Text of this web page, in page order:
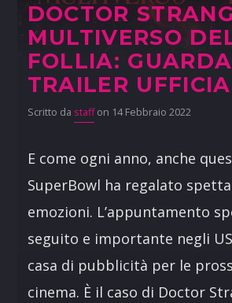
DOCTOR
MULTIVERSO
FOLLIA:
TRAILER
Scritto da staffon 14 Febbraio 2022
E come ogni anno, anche
SuperBowl ha regalato
emozioni. L’appuntamento
seguito e importante negli
casa di pubblicità per le
cinema. È il caso di Doctor